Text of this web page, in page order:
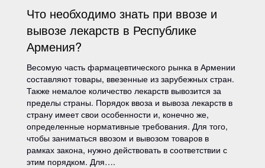
Что необходимо знать при ввозе и
вывозе лекарств в Республике
Армения?
Весомую часть фармацевтического рынка в Армении
составляют товары, ввезенные из зарубежных стран.
Также немалое количество лекарств вывозится за
пределы страны. Порядок ввоза и вывоза лекарств в
страну имеет свои особенности и, конечно же,
определенные нормативные требования. Для того,
чтобы заниматься ввозом и вывозом товаров в
рамках закона, нужно действовать в соответствии с
этим порядком. Для….